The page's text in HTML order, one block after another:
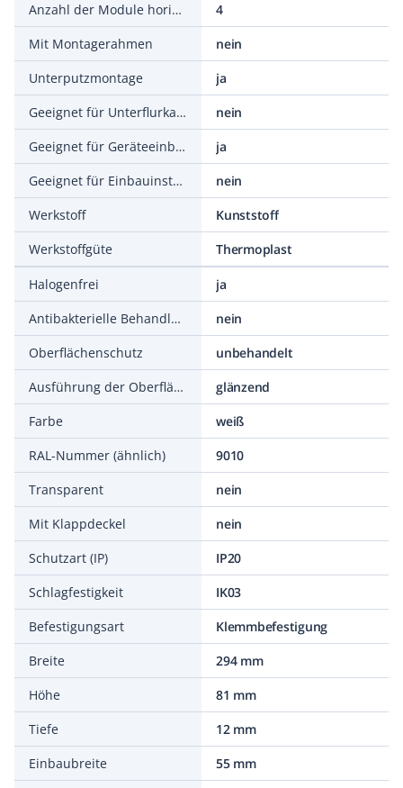
Anzahl der Module horizontal (bei Modulbauweise)
4
Mit Montagerahmen
nein
Unterputzmontage
ja
Geeignet für Unterflurkanaldose
nein
Geeignet für Geräteeinbaukanal
ja
Geeignet für Einbauinstallation
nein
Werkstoff
Kunststoff
Werkstoffgüte
Thermoplast
Halogenfrei
ja
Antibakterielle Behandlung
nein
Oberflächenschutz
unbehandelt
Ausführung der Oberfläche
glänzend
Farbe
weiß
RAL-Nummer (ähnlich)
9010
Transparent
nein
Mit Klappdeckel
nein
Schutzart (IP)
IP20
Schlagfestigkeit
IK03
Befestigungsart
Klemmbefestigung
Breite
294 mm
Höhe
81 mm
Tiefe
12 mm
Einbaubreite
55 mm